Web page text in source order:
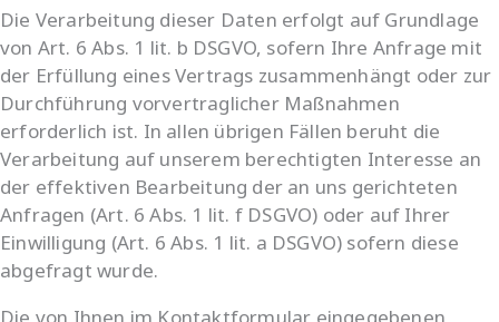
Die Verarbeitung dieser Daten erfolgt auf Grundlage
von Art. 6 Abs. 1 lit. b DSGVO, sofern Ihre Anfrage mit
der Erfüllung eines Vertrags zusammenhängt oder zur
Durchführung vorvertraglicher Maßnahmen
erforderlich ist. In allen übrigen Fällen beruht die
Verarbeitung auf unserem berechtigten Interesse an
der effektiven Bearbeitung der an uns gerichteten
Anfragen (Art. 6 Abs. 1 lit. f DSGVO) oder auf Ihrer
Einwilligung (Art. 6 Abs. 1 lit. a DSGVO) sofern diese
abgefragt wurde.
Die von Ihnen im Kontaktformular eingegebenen